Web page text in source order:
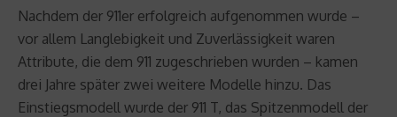
Nachdem der 911er erfolgreich aufgenommen wurde –
vor allem Langlebigkeit und Zuverlässigkeit waren
Attribute, die dem 911 zugeschrieben wurden – kamen
drei Jahre später zwei weitere Modelle hinzu. Das
Einstiegsmodell wurde der 911 T, das Spitzenmodell der